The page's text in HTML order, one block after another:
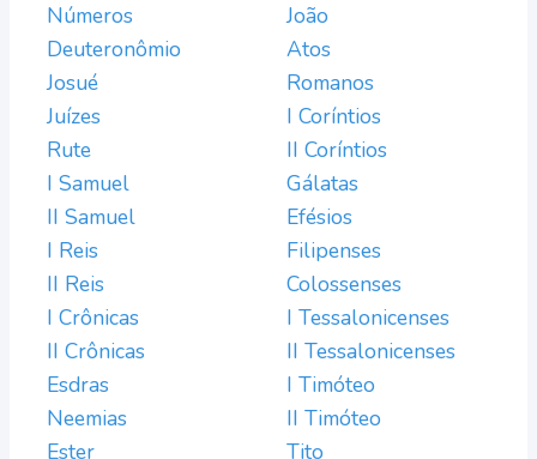
Números
Deuteronômio
Josué
Juízes
Rute
I Samuel
II Samuel
I Reis
II Reis
I Crônicas
II Crônicas
Esdras
Neemias
Ester
João
Atos
Romanos
I Coríntios
II Coríntios
Gálatas
Efésios
Filipenses
Colossenses
I Tessalonicenses
II Tessalonicenses
I Timóteo
II Timóteo
Tito